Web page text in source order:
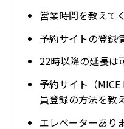
営業時間を教えて
予約サイトの登録
22時以降の延長は
予約サイト（
員登録の方法を教
エレベーターあり